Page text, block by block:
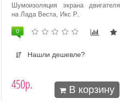
Шумоизоляция экрана двигателя
на Лада Веста, Икс Р..
0
Нашли дешевле?
450р. В корзину